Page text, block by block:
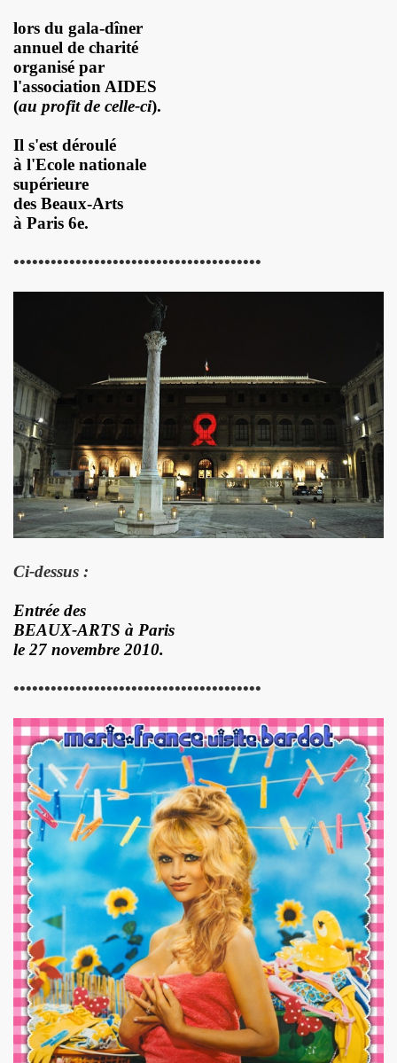
lors du gala-dîner
annuel de charité
organisé par
l'association AIDES
(au profit de celle-ci).
Il s'est déroulé
à l'Ecole nationale
supérieure
des Beaux-Arts
à Paris 6e.
••••••••••••••••••••••••••••••••••••••••
Ci-dessus :
Entrée des
BEAUX-ARTS à Paris
le 27 novembre 2010.
••••••••••••••••••••••••••••••••••••••••
2011 a juin 2011.
2010 a decembre 2010.
2010 a juin 2010.
2008 a decembre 2008.
(a partir d'octobre 2021).
(et courrier des lecteurs de "JUKE
MARIE FRANCE parus entre 2006 et 2012.
setlists.
set-lists.
fanzine L ORDONNANCE (2004).
"OK KO" le 16 octobre 2025 au Zenith (Paris) : chronique
UNKNOWN" le 27 septembre 2025 a Gouvieux (60) :
"AJASPHERE" le 30 août 2025 en la chapelle Reille
"I DIG THAT BOP" le 28 juin 2025 a Louvres (95) :
le 24 juin 2025, terre plein central du boulevard
ALMOSNINO a la guitare) le 21 juin 2025 devant le bar
"AJASPHERE" dans la nuit du 20 au 21 juin 2025 en l
a DANIEL DARC le 19 juin 2025, rue Charles
le 10 juin 2025 au Cafe de la Danse
UNKNOWN" (2024, corealise par Les Spunyboys et
(2025) d'YZOULA : chronique detaillee.
"AJASPHERE" le 15 mai 2025 au Badaboum (Paris) :